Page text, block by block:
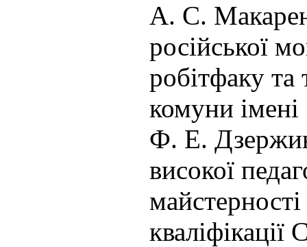
А. С.
російської
робітфаку та
комуни імені
Ф. Е.
високої